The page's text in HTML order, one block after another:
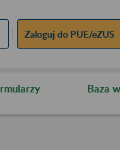
Zaloguj do PUE/eZUS
Baza